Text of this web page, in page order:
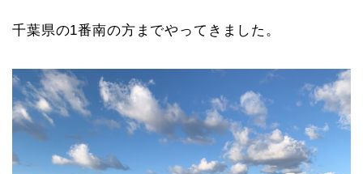
千葉県の1番南の方までやってきました。